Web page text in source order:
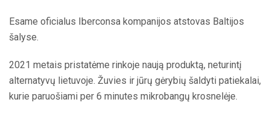
Esame oficialus Iberconsa kompanijos atstovas Baltijos
šalyse.
2021 metais pristatėme rinkoje naują produktą, neturintį
alternatyvų lietuvoje. Žuvies ir jūrų gėrybių šaldyti patiekalai,
kurie paruošiami per 6 minutes mikrobangų krosnelėje.